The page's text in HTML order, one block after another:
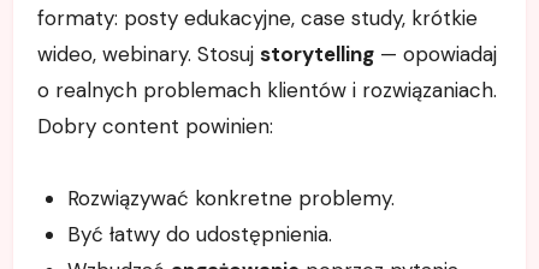
formaty: posty edukacyjne, case study, krótkie
wideo, webinary. Stosuj storytelling— opowiadaj
o realnych problemach klientów i rozwiązaniach.
Dobry content powinien:
Rozwiązywać konkretne problemy.
Być łatwy do udostępnienia.